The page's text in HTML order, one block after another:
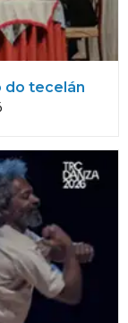
do tecelán